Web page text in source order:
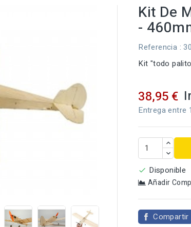
Kit De
-
Referencia :
Kit "todo
38,95 €
Entrega entre
 Disponible
Añadir
Compartir